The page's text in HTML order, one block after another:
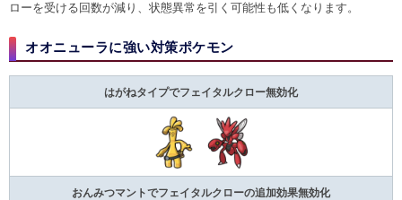
ローを受ける回数が減り、状態異常を引く可能性も低くなります。
オオニューラに強い対策ポケモン
はがねタイプでフェイタルクロー無効化
おんみつマントでフェイタルクローの追加効果無効化